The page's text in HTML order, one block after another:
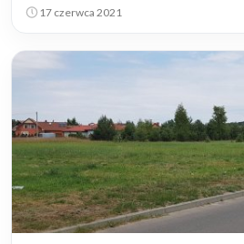
17 czerwca 2021